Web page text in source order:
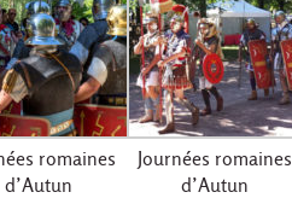
romaines
d’Autun
Journées romaines
d’Autun